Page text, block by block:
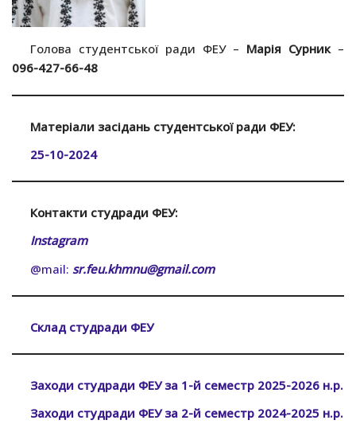
Голова студентської ради ФЕУ – Марія Сурник –
096-427-66-48
Матеріали засідань студентської ради ФЕУ:
25-10-2024
Контакти студради ФЕУ:
Instagram
@mail: sr.feu.khmnu@gmail.com
Склад студради ФЕУ
Заходи студради ФЕУ за 1-й семестр 2025-2026 н.р.
Заходи студради ФЕУ за 2-й семестр 2024-2025 н.р.